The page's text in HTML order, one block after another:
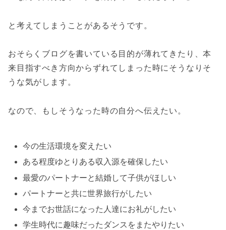
と考えてしまうことがあるそうです。
おそらくブログを書いている目的が薄れてきたり、本
来目指すべき方向からずれてしまった時にそうなりそ
うな気がします。
なので、もしそうなった時の自分へ伝えたい。
今の生活環境を変えたい
ある程度ゆとりある収入源を確保したい
最愛のパートナーと結婚して子供がほしい
パートナーと共に世界旅行がしたい
今までお世話になった人達にお礼がしたい
学生時代に趣味だったダンスをまたやりたい